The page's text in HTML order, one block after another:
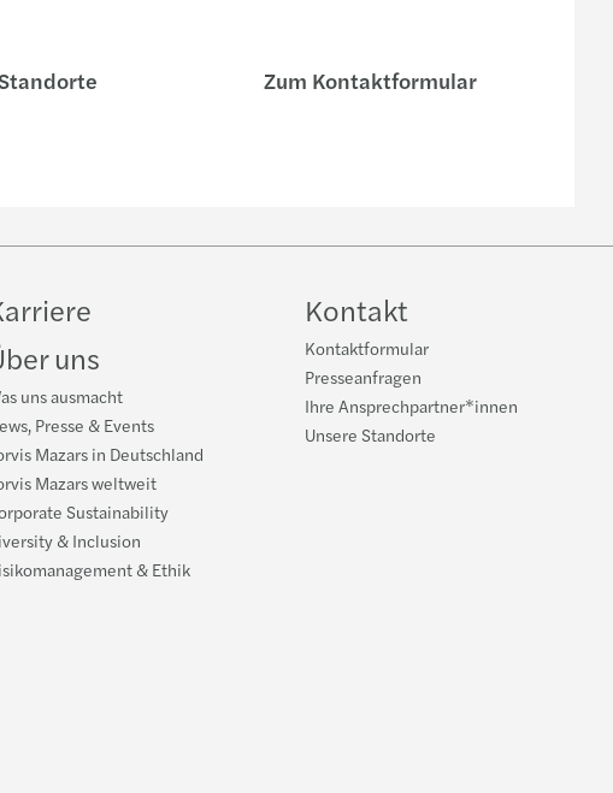
Zum Kontaktformular
uns
uns ausmacht
Presse & Events
Mazars in Deutschland
Mazars weltweit
Sustainability
& Inclusion
& Ethik
Kontakt
Kontaktformular
Presseanfragen
Ihre Ansprechpartner*innen
Unsere Standorte